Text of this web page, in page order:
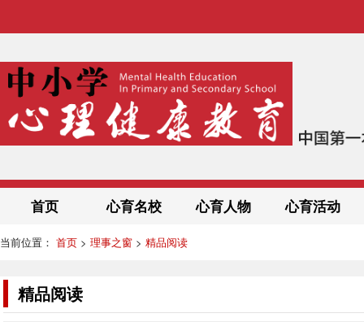
首页 心育名校 心育人物 心育活动
当前位置： 首页 > 理事之窗 > 精品阅读
精品阅读